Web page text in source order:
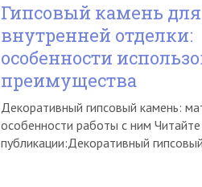
Гипсовый камень для
внутренней отделки:
особенности
преимущества
Декоративный гипсовый камень:
особенности работы с ним
публикации:Декоративный